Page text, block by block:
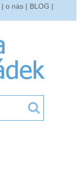
| o nás | BLOG |